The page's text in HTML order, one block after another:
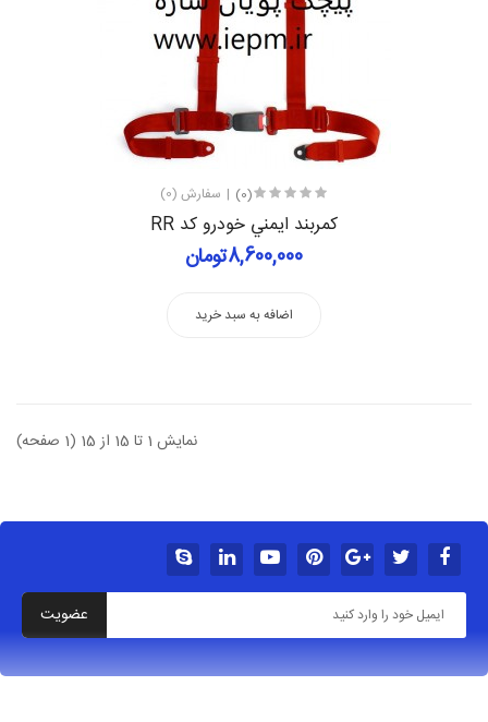
(0) سفارش (0)
كمربند ايمني خودرو کد RR
8,600,000تومان
اضافه به سبد خرید
نمایش 1 تا 15 از 15 (1 صفحه)
عضویت